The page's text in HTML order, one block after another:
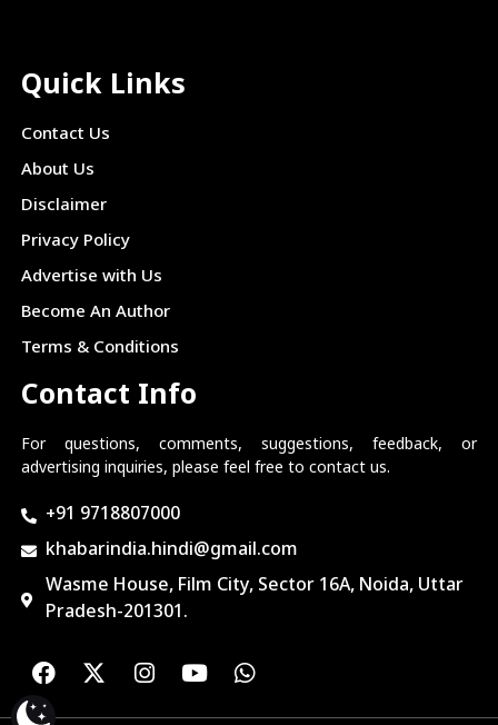
Quick Links
Contact Us
About Us
Disclaimer
Privacy Policy
Advertise with Us
Become An Author
Terms & Conditions
Contact Info
For questions, comments, suggestions, feedback, or
advertising inquiries, please feel free to contact us.
+91 9718807000
khabarindia.hindi@gmail.com
Wasme House, Film City, Sector 16A, Noida, Uttar
Pradesh-201301.